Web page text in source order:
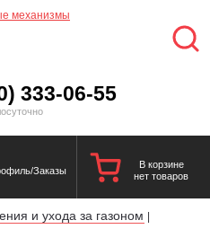
333-06-55
Заказы
В корзине
нет товаров
и ухода за газоном |